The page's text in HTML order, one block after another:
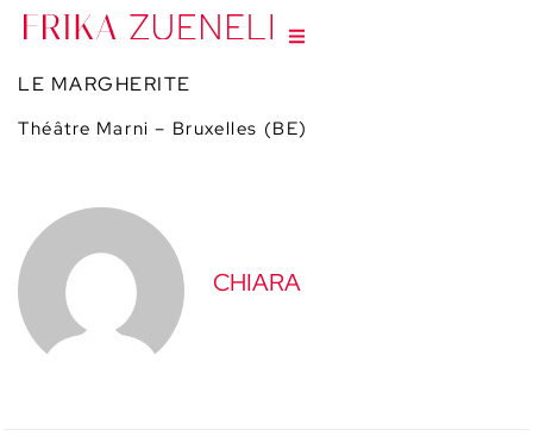
LE MARGHERITE
Théâtre Marni – Bruxelles (BE)
CHIARA